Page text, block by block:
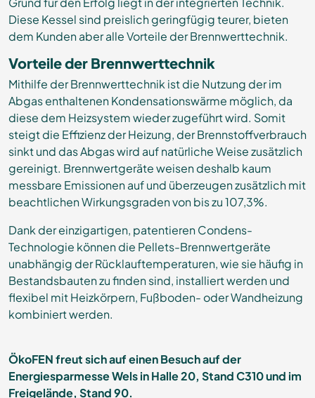
Diese Kessel sind preislich geringfügig teurer, bieten
dem Kunden aber alle Vorteile der Brennwerttechnik.
Vorteile der Brennwerttechnik
Mithilfe der Brennwerttechnik ist die Nutzung der im
Abgas enthaltenen Kondensationswärme möglich, da
diese dem Heizsystem wieder zugeführt wird. Somit
steigt die Effizienz der Heizung, der Brennstoffverbrauch
sinkt und das Abgas wird auf natürliche Weise zusätzlich
gereinigt. Brennwertgeräte weisen deshalb kaum
messbare Emissionen auf und überzeugen zusätzlich mit
beachtlichen Wirkungsgraden von bis zu 107,3%.
Dank der einzigartigen, patentieren Condens-
Technologie können die Pellets-Brennwertgeräte
unabhängig der Rücklauftemperaturen, wie sie häufig in
Bestandsbauten zu finden sind, installiert werden und
flexibel mit Heizkörpern, Fußboden- oder Wandheizung
kombiniert werden.
ÖkoFEN freut sich auf einen Besuch auf der
Energiesparmesse Wels in Halle 20, Stand C310 und im
Freigelände, Stand 90.